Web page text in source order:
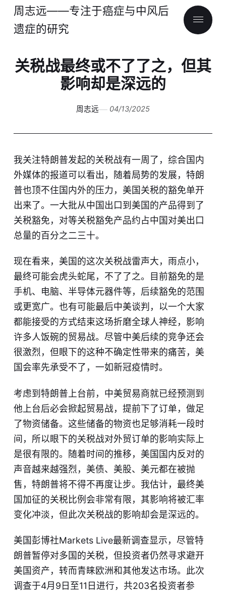
周志远——专注于癌症与中风后
遗症的研究
关税战最终或不了了之，但其
影响却是深远的
周志远 04/13/2025
我关注特朗普发起的关税战有一周了，综合国内
外媒体的报道可以看出，随着局势的发展，特朗
普也顶不住国内外的压力，美国关税的豁免单开
出来了。一大批从中国出口到美国的产品得到了
关税豁免，对等关税豁免产品约占中国对美出口
总量的百分之二三十。
现在看来，美国的这次关税战雷声大，雨点小，
最终可能会虎头蛇尾，不了了之。目前豁免的是
手机、电脑、半导体元器件等，后续豁免的范围
或更宽广。也有可能最后中美谈判，以一个大家
都能接受的方式结束这场折磨全球人神经，影响
许多人饭碗的贸易战。尽管中美后续的竞争还会
很激烈，但眼下的这种不确定性带来的痛苦，美
国会率先承受不了，一如新冠疫情时。
考虑到特朗普上台前，中美贸易商就已经预测到
他上台后必会掀起贸易战，提前下了订单，做足
了物资储备。这些储备的物资也足够消耗一段时
间，所以眼下的关税战对外贸订单的影响实际上
是很有限的。随着时间的推移，美国国内反对的
声音越来越强烈，美债、美股、美元都在被抛
售，特朗普将不得不再度让步。我估计，最终美
国加征的关税比例会非常有限，其影响将被汇率
变化冲淡，但此次关税战的影响却会是深远的。
美国彭博社Markets Live最新调查显示，尽管特
朗普暂停对多国的关税，但投资者仍然寻求避开
美国资产，转而青睐欧洲和其他发达市场。此次
调查于4月9日至11日进行，共203名投资者参